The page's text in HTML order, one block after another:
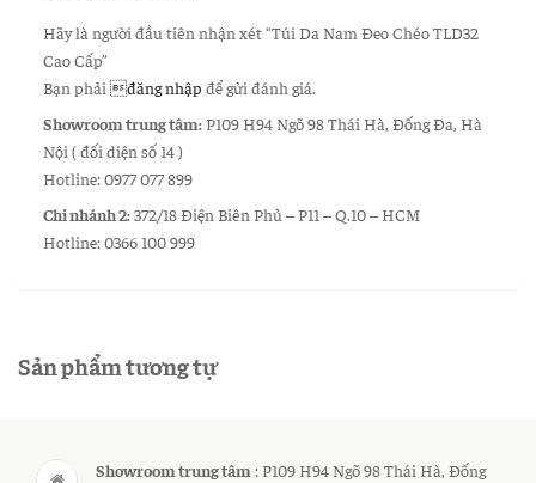
Hãy là người đầu tiên nhận xét “Túi Da Nam Đeo Chéo TLD32
Cao Cấp”
Bạn phải đăng nhập để gửi đánh giá.
Showroom trung tâm:P109 H94 Ngõ 98 Thái Hà, Đống Đa, Hà
Nội ( đối diện số 14 )
Hotline: 0977 077 899
Chi nhánh 2:372/18 Điện Biên Phủ – P11 – Q.10 – HCM
Hotline: 0366 100 999
Sản phẩm tương tự
Showroom trung tâm : P109 H94 Ngõ 98 Thái Hà, Đống